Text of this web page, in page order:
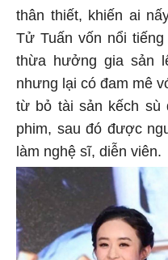
thân thiết, khiến ai
Tử Tuấn vốn nổi
thừa hưởng gia sản
nhưng lại có đam mê
từ bỏ tài sản kếch sù
phim, sau đó được
làm nghệ sĩ, diễn viên.